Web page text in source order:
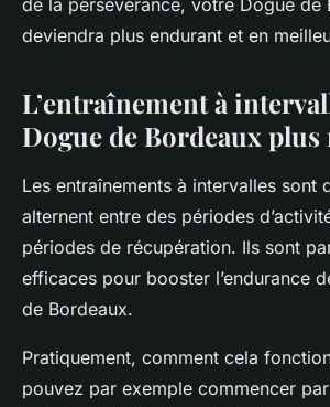
de la persévérance, votre Dogue de
deviendra plus endurant et en
L’entraînement à
Dogue de Bordeaux
Les entraînements à intervalles sont
alternent entre des périodes
périodes de récupération. Ils sont
efficaces pour booster l’endurance
de Bordeaux.
Pratiquement, comment cela
pouvez par exemple commencer